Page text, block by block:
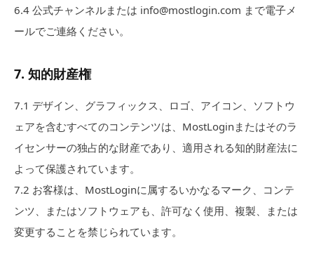
6.4 公式チャンネルまたは info@mostlogin.com まで電子メ
ールでご連絡ください。
7. 知的財産権
7.1 デザイン、グラフィックス、ロゴ、アイコン、ソフトウ
ェアを含むすべてのコンテンツは、MostLoginまたはそのラ
イセンサーの独占的な財産であり、適用される知的財産法に
よって保護されています。
7.2 お客様は、MostLoginに属するいかなるマーク、コンテ
ンツ、またはソフトウェアも、許可なく使用、複製、または
変更することを禁じられています。